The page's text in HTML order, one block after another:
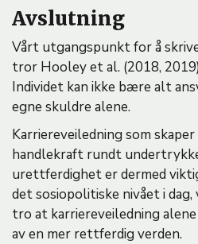
Avslutning
Vårt utgangspunkt for å
tror Hooley et al. (2018,
Individet kan ikke bære alt
egne skuldre alene.
Karriereveiledning som
handlekraft rundt
urettferdighet er dermed
det sosiopolitiske nivået i
tro at karriereveiledning
av en mer rettferdig verden.